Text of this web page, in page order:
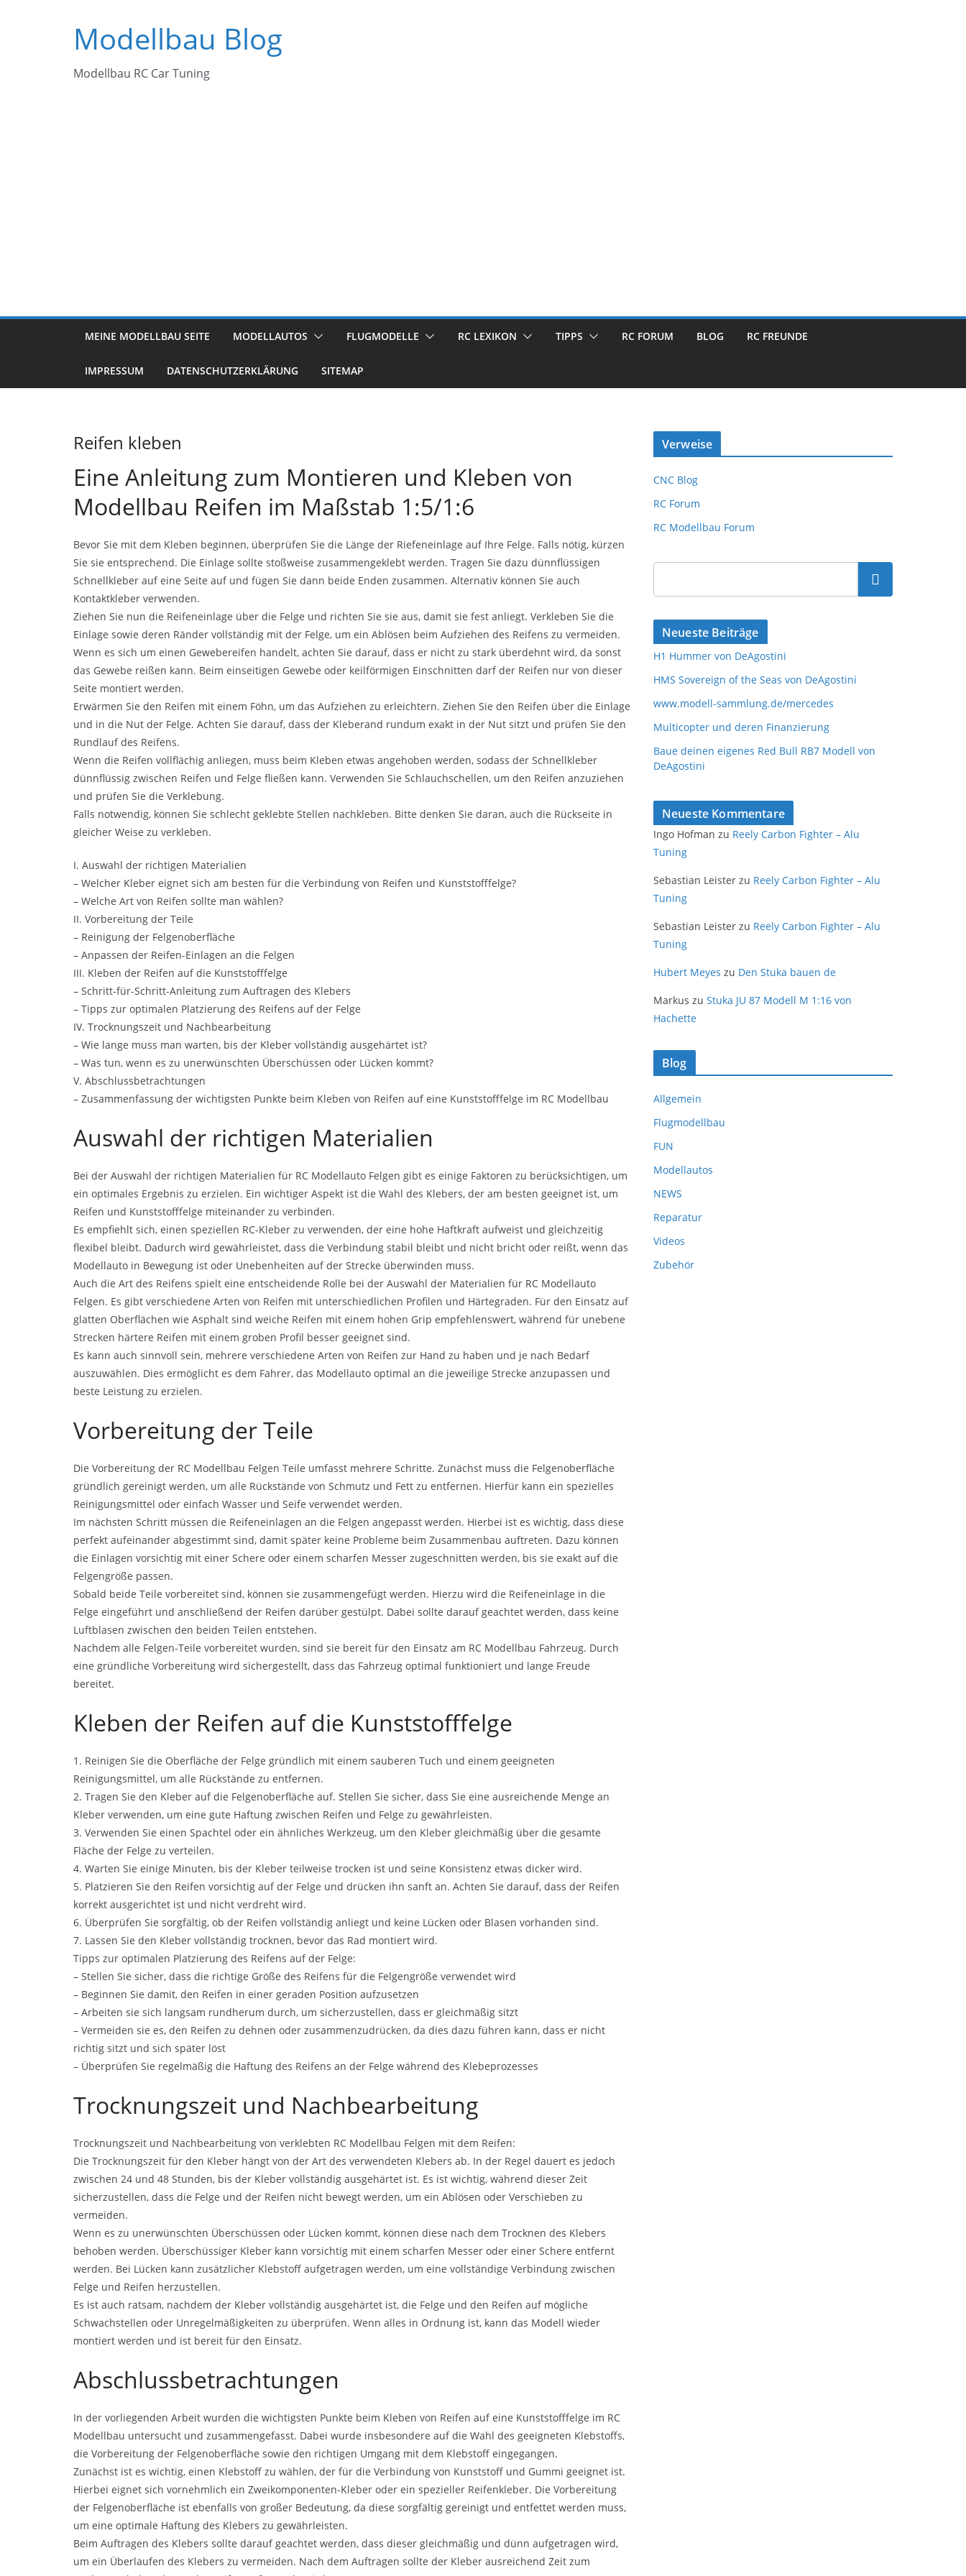
Modellbau Blog
Modellbau RC Car Tuning
MEINE MODELLBAU SEITE MODELLAUTOS FLUGMODELLE RC LEXIKON TIPPS RC FORUM BLOG RC FREUNDE
IMPRESSUM DATENSCHUTZERKLÄRUNG SITEMAP
Reifen kleben
Eine Anleitung zum Montieren und Kleben von
Modellbau Reifen im Maßstab 1:5/1:6
Bevor Sie mit dem Kleben beginnen, überprüfen Sie die Länge der Riefeneinlage auf Ihre Felge. Falls nötig, kürzen
Sie sie entsprechend. Die Einlage sollte stoßweise zusammengeklebt werden. Tragen Sie dazu dünnflüssigen
Schnellkleber auf eine Seite auf und fügen Sie dann beide Enden zusammen. Alternativ können Sie auch
Kontaktkleber verwenden.
Ziehen Sie nun die Reifeneinlage über die Felge und richten Sie sie aus, damit sie fest anliegt. Verkleben Sie die
Einlage sowie deren Ränder vollständig mit der Felge, um ein Ablösen beim Aufziehen des Reifens zu vermeiden.
Wenn es sich um einen Gewebereifen handelt, achten Sie darauf, dass er nicht zu stark überdehnt wird, da sonst
das Gewebe reißen kann. Beim einseitigen Gewebe oder keilförmigen Einschnitten darf der Reifen nur von dieser
Seite montiert werden.
Erwärmen Sie den Reifen mit einem Föhn, um das Aufziehen zu erleichtern. Ziehen Sie den Reifen über die Einlage
und in die Nut der Felge. Achten Sie darauf, dass der Kleberand rundum exakt in der Nut sitzt und prüfen Sie den
Rundlauf des Reifens.
Wenn die Reifen vollflächig anliegen, muss beim Kleben etwas angehoben werden, sodass der Schnellkleber
dünnflüssig zwischen Reifen und Felge fließen kann. Verwenden Sie Schlauchschellen, um den Reifen anzuziehen
und prüfen Sie die Verklebung.
Falls notwendig, können Sie schlecht geklebte Stellen nachkleben. Bitte denken Sie daran, auch die Rückseite in
gleicher Weise zu verkleben.
I. Auswahl der richtigen Materialien
– Welcher Kleber eignet sich am besten für die Verbindung von Reifen und Kunststofffelge?
– Welche Art von Reifen sollte man wählen?
II. Vorbereitung der Teile
– Reinigung der Felgenoberfläche
– Anpassen der Reifen-Einlagen an die Felgen
III. Kleben der Reifen auf die Kunststofffelge
– Schritt-für-Schritt-Anleitung zum Auftragen des Klebers
– Tipps zur optimalen Platzierung des Reifens auf der Felge
IV. Trocknungszeit und Nachbearbeitung
– Wie lange muss man warten, bis der Kleber vollständig ausgehärtet ist?
– Was tun, wenn es zu unerwünschten Überschüssen oder Lücken kommt?
V. Abschlussbetrachtungen
– Zusammenfassung der wichtigsten Punkte beim Kleben von Reifen auf eine Kunststofffelge im RC Modellbau
Auswahl der richtigen Materialien
Bei der Auswahl der richtigen Materialien für RC Modellauto Felgen gibt es einige Faktoren zu berücksichtigen, um
ein optimales Ergebnis zu erzielen. Ein wichtiger Aspekt ist die Wahl des Klebers, der am besten geeignet ist, um
Reifen und Kunststofffelge miteinander zu verbinden.
Es empfiehlt sich, einen speziellen RC-Kleber zu verwenden, der eine hohe Haftkraft aufweist und gleichzeitig
flexibel bleibt. Dadurch wird gewährleistet, dass die Verbindung stabil bleibt und nicht bricht oder reißt, wenn das
Modellauto in Bewegung ist oder Unebenheiten auf der Strecke überwinden muss.
Auch die Art des Reifens spielt eine entscheidende Rolle bei der Auswahl der Materialien für RC Modellauto
Felgen. Es gibt verschiedene Arten von Reifen mit unterschiedlichen Profilen und Härtegraden. Für den Einsatz auf
glatten Oberflächen wie Asphalt sind weiche Reifen mit einem hohen Grip empfehlenswert, während für unebene
Strecken härtere Reifen mit einem groben Profil besser geeignet sind.
Es kann auch sinnvoll sein, mehrere verschiedene Arten von Reifen zur Hand zu haben und je nach Bedarf
auszuwählen. Dies ermöglicht es dem Fahrer, das Modellauto optimal an die jeweilige Strecke anzupassen und
beste Leistung zu erzielen.
Vorbereitung der Teile
Die Vorbereitung der RC Modellbau Felgen Teile umfasst mehrere Schritte. Zunächst muss die Felgenoberfläche
gründlich gereinigt werden, um alle Rückstände von Schmutz und Fett zu entfernen. Hierfür kann ein spezielles
Reinigungsmittel oder einfach Wasser und Seife verwendet werden.
Im nächsten Schritt müssen die Reifeneinlagen an die Felgen angepasst werden. Hierbei ist es wichtig, dass diese
perfekt aufeinander abgestimmt sind, damit später keine Probleme beim Zusammenbau auftreten. Dazu können
die Einlagen vorsichtig mit einer Schere oder einem scharfen Messer zugeschnitten werden, bis sie exakt auf die
Felgengröße passen.
Sobald beide Teile vorbereitet sind, können sie zusammengefügt werden. Hierzu wird die Reifeneinlage in die
Felge eingeführt und anschließend der Reifen darüber gestülpt. Dabei sollte darauf geachtet werden, dass keine
Luftblasen zwischen den beiden Teilen entstehen.
Nachdem alle Felgen-Teile vorbereitet wurden, sind sie bereit für den Einsatz am RC Modellbau Fahrzeug. Durch
eine gründliche Vorbereitung wird sichergestellt, dass das Fahrzeug optimal funktioniert und lange Freude
bereitet.
Kleben der Reifen auf die Kunststofffelge
1. Reinigen Sie die Oberfläche der Felge gründlich mit einem sauberen Tuch und einem geeigneten
Reinigungsmittel, um alle Rückstände zu entfernen.
2. Tragen Sie den Kleber auf die Felgenoberfläche auf. Stellen Sie sicher, dass Sie eine ausreichende Menge an
Kleber verwenden, um eine gute Haftung zwischen Reifen und Felge zu gewährleisten.
3. Verwenden Sie einen Spachtel oder ein ähnliches Werkzeug, um den Kleber gleichmäßig über die gesamte
Fläche der Felge zu verteilen.
4. Warten Sie einige Minuten, bis der Kleber teilweise trocken ist und seine Konsistenz etwas dicker wird.
5. Platzieren Sie den Reifen vorsichtig auf der Felge und drücken ihn sanft an. Achten Sie darauf, dass der Reifen
korrekt ausgerichtet ist und nicht verdreht wird.
6. Überprüfen Sie sorgfältig, ob der Reifen vollständig anliegt und keine Lücken oder Blasen vorhanden sind.
7. Lassen Sie den Kleber vollständig trocknen, bevor das Rad montiert wird.
Tipps zur optimalen Platzierung des Reifens auf der Felge:
– Stellen Sie sicher, dass die richtige Größe des Reifens für die Felgengröße verwendet wird
– Beginnen Sie damit, den Reifen in einer geraden Position aufzusetzen
– Arbeiten sie sich langsam rundherum durch, um sicherzustellen, dass er gleichmäßig sitzt
– Vermeiden sie es, den Reifen zu dehnen oder zusammenzudrücken, da dies dazu führen kann, dass er nicht
richtig sitzt und sich später löst
– Überprüfen Sie regelmäßig die Haftung des Reifens an der Felge während des Klebeprozesses
Trocknungszeit und Nachbearbeitung
Trocknungszeit und Nachbearbeitung von verklebten RC Modellbau Felgen mit dem Reifen:
Die Trocknungszeit für den Kleber hängt von der Art des verwendeten Klebers ab. In der Regel dauert es jedoch
zwischen 24 und 48 Stunden, bis der Kleber vollständig ausgehärtet ist. Es ist wichtig, während dieser Zeit
sicherzustellen, dass die Felge und der Reifen nicht bewegt werden, um ein Ablösen oder Verschieben zu
vermeiden.
Wenn es zu unerwünschten Überschüssen oder Lücken kommt, können diese nach dem Trocknen des Klebers
behoben werden. Überschüssiger Kleber kann vorsichtig mit einem scharfen Messer oder einer Schere entfernt
werden. Bei Lücken kann zusätzlicher Klebstoff aufgetragen werden, um eine vollständige Verbindung zwischen
Felge und Reifen herzustellen.
Es ist auch ratsam, nachdem der Kleber vollständig ausgehärtet ist, die Felge und den Reifen auf mögliche
Schwachstellen oder Unregelmäßigkeiten zu überprüfen. Wenn alles in Ordnung ist, kann das Modell wieder
montiert werden und ist bereit für den Einsatz.
Abschlussbetrachtungen
In der vorliegenden Arbeit wurden die wichtigsten Punkte beim Kleben von Reifen auf eine Kunststofffelge im RC
Modellbau untersucht und zusammengefasst. Dabei wurde insbesondere auf die Wahl des geeigneten Klebstoffs,
die Vorbereitung der Felgenoberfläche sowie den richtigen Umgang mit dem Klebstoff eingegangen.
Zunächst ist es wichtig, einen Klebstoff zu wählen, der für die Verbindung von Kunststoff und Gummi geeignet ist.
Hierbei eignet sich vornehmlich ein Zweikomponenten-Kleber oder ein spezieller Reifenkleber. Die Vorbereitung
der Felgenoberfläche ist ebenfalls von großer Bedeutung, da diese sorgfältig gereinigt und entfettet werden muss,
um eine optimale Haftung des Klebers zu gewährleisten.
Beim Auftragen des Klebers sollte darauf geachtet werden, dass dieser gleichmäßig und dünn aufgetragen wird,
um ein Überlaufen des Klebers zu vermeiden. Nach dem Auftragen sollte der Kleber ausreichend Zeit zum
Verweise
CNC Blog
RC Forum
RC Modellbau Forum
Suchen
Neueste Beiträge
H1 Hummer von DeAgostini
HMS Sovereign of the Seas von DeAgostini
www.modell-sammlung.de/mercedes
Multicopter und deren Finanzierung
Baue deinen eigenes Red Bull RB7 Modell von
DeAgostini
Neueste Kommentare
Ingo Hofman zu Reely Carbon Fighter – Alu
Tuning
Sebastian Leister zu Reely Carbon Fighter – Alu
Tuning
Sebastian Leister zu Reely Carbon Fighter – Alu
Tuning
Hubert Meyes zu Den Stuka bauen de
Markus zu Stuka JU 87 Modell M 1:16 von
Hachette
Blog
Allgemein
Flugmodellbau
FUN
Modellautos
NEWS
Reparatur
Videos
Zubehör